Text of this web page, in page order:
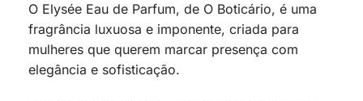
O Elysée Eau de Parfum, de O Boticário, é uma
fragrância luxuosa e imponente, criada para
mulheres que querem marcar presença com
elegância e sofisticação.